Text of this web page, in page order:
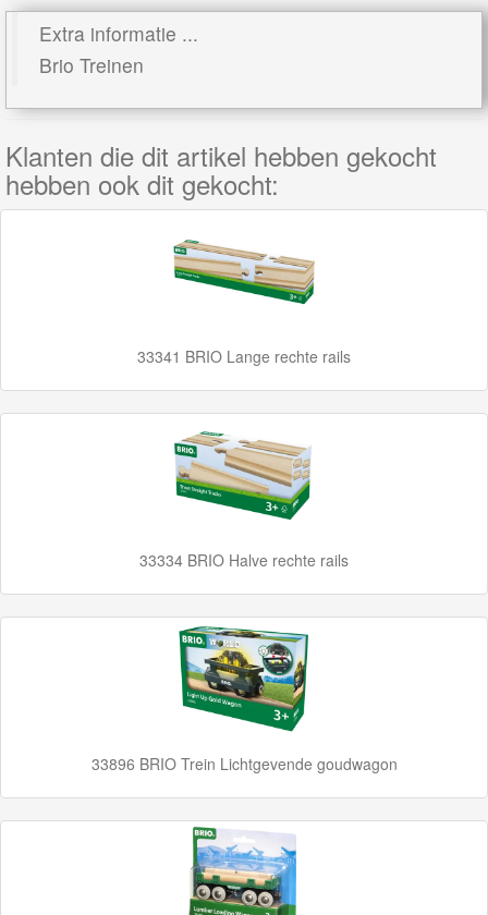
&
Road
Märklin
World
Treinen
Thomas
Trackmaster
Along
Adventures
Extra informatie ...
Brio Treinen
Klanten die dit artikel hebben gekocht
hebben ook dit gekocht:
33341 BRIO Lange rechte rails
33334 BRIO Halve rechte rails
33896 BRIO Trein Lichtgevende goudwagon